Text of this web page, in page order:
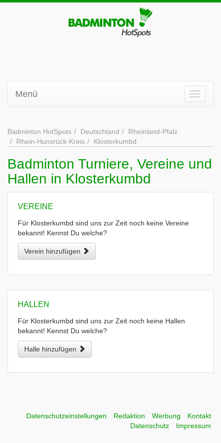
Menü
Badminton HotSpots Deutschland
Rheinland-Pfalz
Rhein-Hunsrück-Kreis
Klosterkumbd
Badminton Turniere, Vereine und
Hallen in Klosterkumbd
VEREINE
Für Klosterkumbd sind uns zur Zeit noch keine Vereine
bekannt! Kennst Du welche?
Verein hinzufügen
HALLEN
Für Klosterkumbd sind uns zur Zeit noch keine Hallen
bekannt! Kennst Du welche?
Halle hinzufügen
Datenschutzeinstellungen Redaktion Werbung
Kontakt
Datenschutz
Impressum